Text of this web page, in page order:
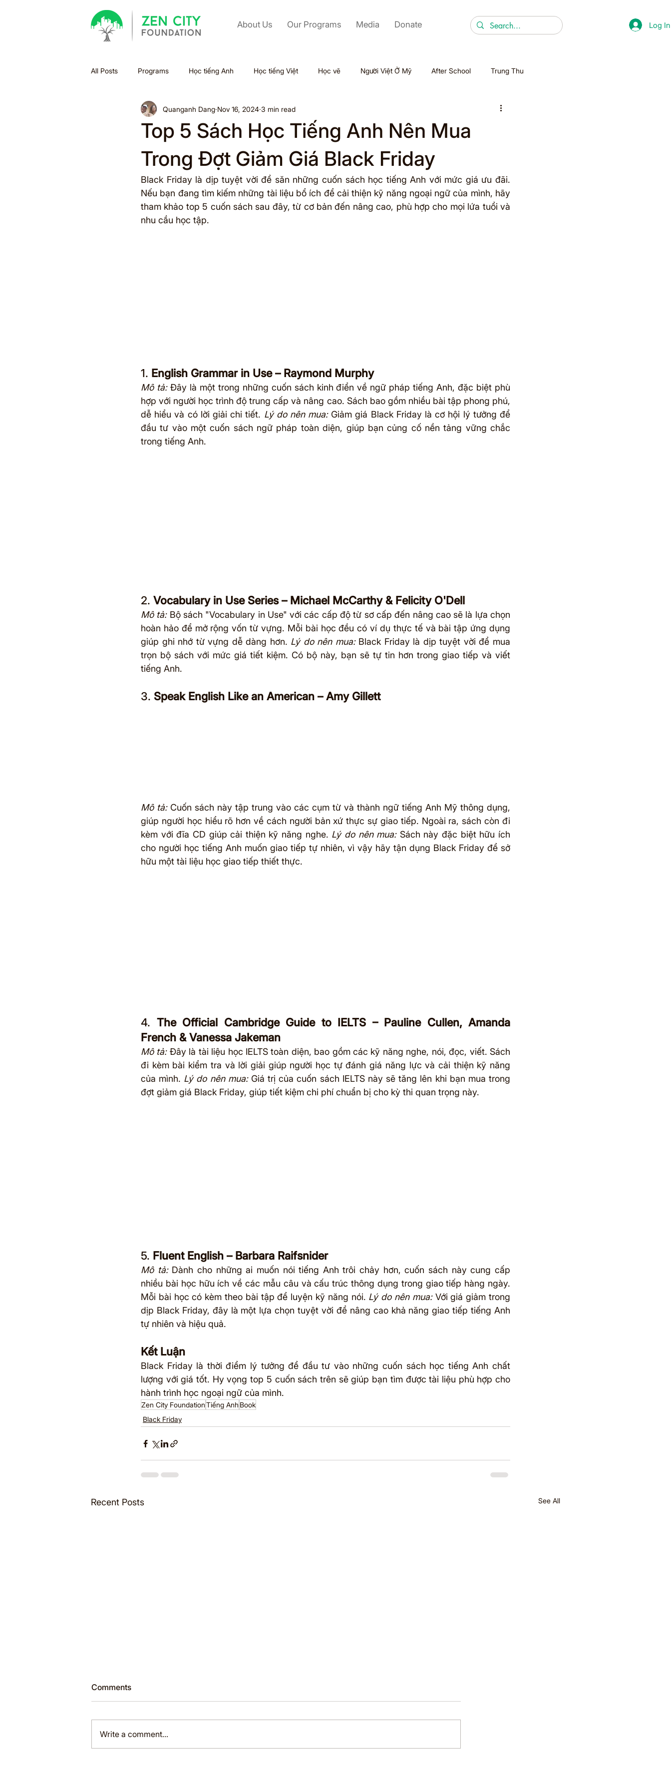
About Us Our Programs Media Donate Log In
All Posts Programs Học tiếng Anh Học tiếng Việt Học vẽ Người Việt Ở Mỹ After School Trung Thu
Halloween Holiday Labor Day Kỹ Năng Mềm
Xu hướng học tập Sách Tết Outsourcing Valentine Thiên tai Du lịch
Summer Bridge Back to school
Top 5 Sách Học Tiếng Anh Nên Mua
Trong Đợt Giảm Giá Black Friday
Quanganh Dang Nov 16, 2024 3 min read
Black Friday là dịp tuyệt vời để săn những cuốn sách học tiếng Anh với mức giá ưu đãi.
Nếu bạn đang tìm kiếm những tài liệu bổ ích để cải thiện kỹ năng ngoại ngữ của mình, hãy
tham khảo top 5 cuốn sách sau đây, từ cơ bản đến nâng cao, phù hợp cho mọi lứa tuổi và
nhu cầu học tập.
1. English Grammar in Use – Raymond Murphy
Mô tả: Đây là một trong những cuốn sách kinh điển về ngữ pháp tiếng Anh, đặc biệt phù
hợp với người học trình độ trung cấp và nâng cao. Sách bao gồm nhiều bài tập phong phú,
dễ hiểu và có lời giải chi tiết. Lý do nên mua: Giảm giá Black Friday là cơ hội lý tưởng để
đầu tư vào một cuốn sách ngữ pháp toàn diện, giúp bạn củng cố nền tảng vững chắc
trong tiếng Anh.
2. Vocabulary in Use Series – Michael McCarthy & Felicity O'Dell
Mô tả: Bộ sách "Vocabulary in Use" với các cấp độ từ sơ cấp đến nâng cao sẽ là lựa chọn
hoàn hảo để mở rộng vốn từ vựng. Mỗi bài học đều có ví dụ thực tế và bài tập ứng dụng
giúp ghi nhớ từ vựng dễ dàng hơn. Lý do nên mua: Black Friday là dịp tuyệt vời để mua
trọn bộ sách với mức giá tiết kiệm. Có bộ này, bạn sẽ tự tin hơn trong giao tiếp và viết
tiếng Anh.
3. Speak English Like an American – Amy Gillett
Mô tả: Cuốn sách này tập trung vào các cụm từ và thành ngữ tiếng Anh Mỹ thông dụng,
giúp người học hiểu rõ hơn về cách người bản xứ thực sự giao tiếp. Ngoài ra, sách còn đi
kèm với đĩa CD giúp cải thiện kỹ năng nghe. Lý do nên mua: Sách này đặc biệt hữu ích
cho người học tiếng Anh muốn giao tiếp tự nhiên, vì vậy hãy tận dụng Black Friday để sở
hữu một tài liệu học giao tiếp thiết thực.
4. The Official Cambridge Guide to IELTS – Pauline Cullen, Amanda
French & Vanessa Jakeman
Mô tả: Đây là tài liệu học IELTS toàn diện, bao gồm các kỹ năng nghe, nói, đọc, viết. Sách
đi kèm bài kiểm tra và lời giải giúp người học tự đánh giá năng lực và cải thiện kỹ năng
của mình. Lý do nên mua: Giá trị của cuốn sách IELTS này sẽ tăng lên khi bạn mua trong
đợt giảm giá Black Friday, giúp tiết kiệm chi phí chuẩn bị cho kỳ thi quan trọng này.
5. Fluent English – Barbara Raifsnider
Mô tả: Dành cho những ai muốn nói tiếng Anh trôi chảy hơn, cuốn sách này cung cấp
nhiều bài học hữu ích về các mẫu câu và cấu trúc thông dụng trong giao tiếp hàng ngày.
Mỗi bài học có kèm theo bài tập để luyện kỹ năng nói. Lý do nên mua: Với giá giảm trong
dịp Black Friday, đây là một lựa chọn tuyệt vời để nâng cao khả năng giao tiếp tiếng Anh
tự nhiên và hiệu quả.
Kết Luận
Black Friday là thời điểm lý tưởng để đầu tư vào những cuốn sách học tiếng Anh chất
lượng với giá tốt. Hy vọng top 5 cuốn sách trên sẽ giúp bạn tìm được tài liệu phù hợp cho
hành trình học ngoại ngữ của mình.
Zen City FoundationTiếng Anh Book
Black Friday
Recent Posts See All
Comments
Write a comment...